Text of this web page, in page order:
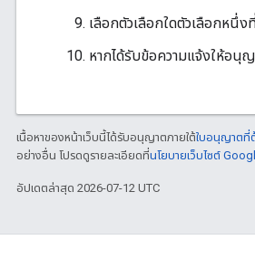
เลือกตัวเลือกใดตัวเลือกหนึ่
หากได้รับข้อความแจ้งให้อนุ
เนื้อหาของหน้าเว็บนี้ได้รับอนุญาตภายใต้ใบอนุญาตที่
อย่างอื่น โปรดดูรายละเอียดที่นโยบายเว็บไซต์
อัปเดตล่าสุด 2026-07-12 UTC